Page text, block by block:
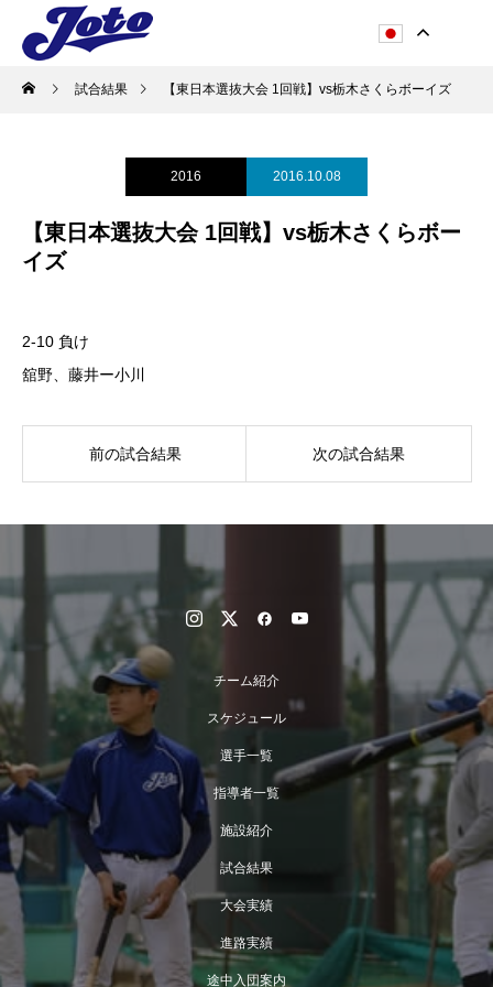
試合結果 【東日本選抜大会 1回戦】vs栃木さくらボーイズ
2016 2016.10.08
【東日本選抜大会 1回戦】vs栃木さくらボー
イズ
2-10 負け
舘野、藤井ー小川
前の試合結果 次の試合結果
チーム紹介
スケジュール
選手一覧
指導者一覧
施設紹介
試合結果
大会実績
進路実績
途中入団案内